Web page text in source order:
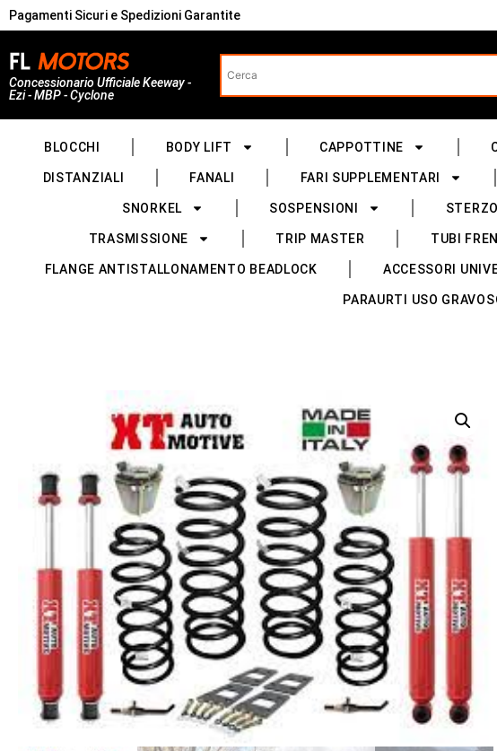
Pagamenti Sicuri e Spedizioni Garantite
Concessionario Ufficiale Keeway -
Ezi - MBP - Cyclone
BLOCCHI BODY LIFT CAPPOTTINE
DISTANZIALI FANALI FARI SUPPLEMENTARI
SNORKEL SOSPENSIONI
TRASMISSIONE TRIP MASTER TUBI
FLANGE ANTISTALLONAMENTO BEADLOCK ACCESSORI
PARAURTI USO